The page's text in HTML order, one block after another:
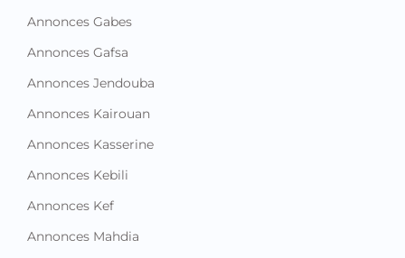
Annonces Gabes
Annonces Gafsa
Annonces Jendouba
Annonces Kairouan
Annonces Kasserine
Annonces Kebili
Annonces Kef
Annonces Mahdia